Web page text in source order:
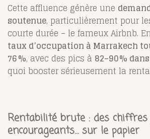
Cette affluence génère une
soutenue, particulièrement pour
courte durée – le fameux Airbnb.
taux d’occupation à Marrakech
76 %, avec des pics à 82–90 %
quoi booster sérieusement la
Rentabilité brute : des
encourageants… sur le papier